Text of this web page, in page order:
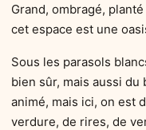
Grand, ombragé,
cet espace est une
Sous les parasols
bien sûr, mais aussi
animé, mais ici, on est
verdure, de rires, de